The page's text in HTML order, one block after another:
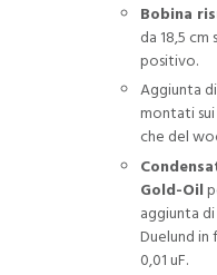
Bobina
da 18,5
positivo.
Aggiunta di
montati
che del
Gold-Oil
aggiunta
Duelund
0,01 uF.